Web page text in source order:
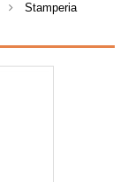
>
Stamperia